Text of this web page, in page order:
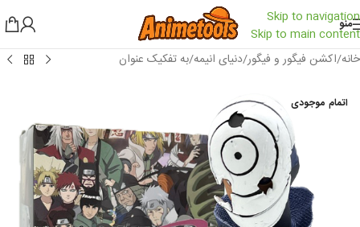
Skip to navigation
Skip to main content
منو
خانه/اکشن فیگور و فیگور/دنیای انیمه/به تفکیک عنوان
اتمام موجودی